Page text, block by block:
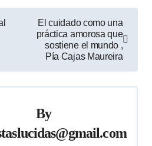
El cuidado como una
práctica amorosa que
sostiene el mundo ,
Pía Cajas Maureira
By